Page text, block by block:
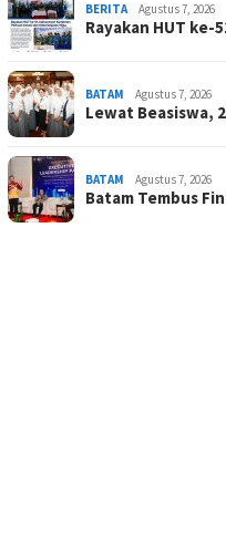
BERITA Agustus 7, 2026
Rayakan HUT
BATAM Agustus 7, 2026
Lewat Beasiswa,
BATAM Agustus 7, 2026
Batam Tembus